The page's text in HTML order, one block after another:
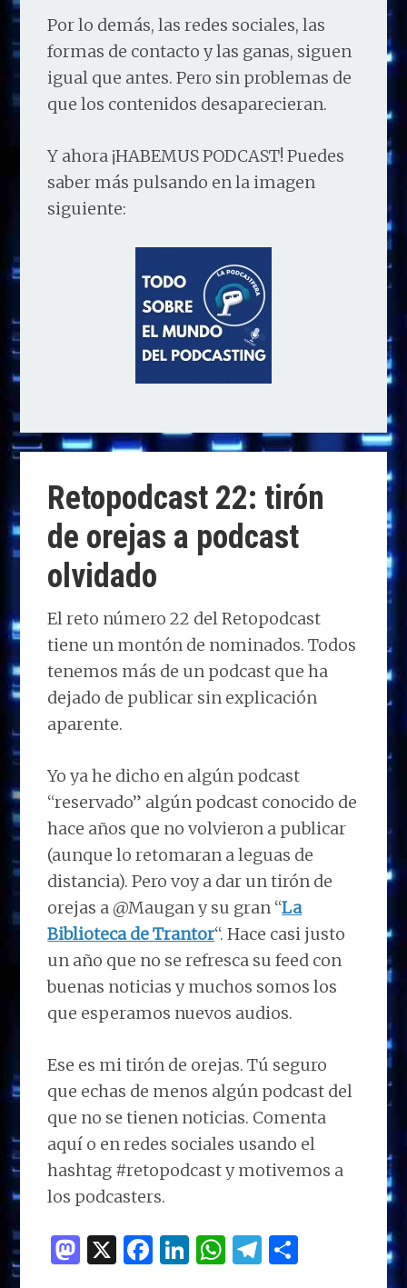
Por lo demás, las redes sociales, las
formas de contacto y las ganas, siguen
igual que antes. Pero sin problemas de
que los contenidos desaparecieran.
Y ahora ¡HABEMUS PODCAST! Puedes
saber más pulsando en la imagen
siguiente:
Retopodcast 22: tirón
de orejas a podcast
olvidado
El reto número 22 del Retopodcast
tiene un montón de nominados. Todos
tenemos más de un podcast que ha
dejado de publicar sin explicación
aparente.
Yo ya he dicho en algún podcast
“reservado” algún podcast conocido de
hace años que no volvieron a publicar
(aunque lo retomaran a leguas de
distancia). Pero voy a dar un tirón de
orejas a @Maugan y su gran “La
Biblioteca de Trantor“. Hace casi justo
un año que no se refresca su feed con
buenas noticias y muchos somos los
que esperamos nuevos audios.
Ese es mi tirón de orejas. Tú seguro
que echas de menos algún podcast del
que no se tienen noticias. Comenta
aquí o en redes sociales usando el
hashtag #retopodcast y motivemos a
los podcasters.
M X F
Li W T